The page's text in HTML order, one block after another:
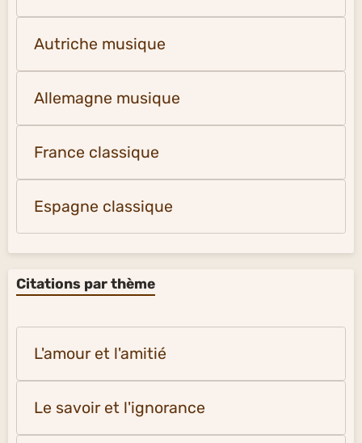
Autriche musique
Allemagne musique
France classique
Espagne classique
Citations par thème
L'amour et l'amitié
Le savoir et l'ignorance